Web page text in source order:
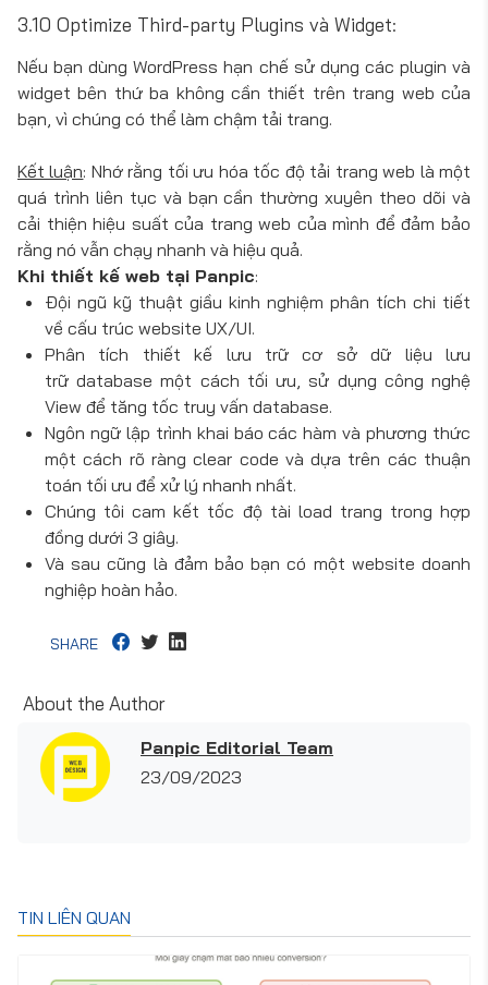
3.10 Optimize Third-party Plugins và Widget:
Nếu bạn dùng WordPress hạn chế sử dụng các plugin và
widget bên thứ ba không cần thiết trên trang web của
bạn, vì chúng có thể làm chậm tải trang.
Kết luận: Nhớ rằng tối ưu hóa tốc độ tải trang web là một
quá trình liên tục và bạn cần thường xuyên theo dõi và
cải thiện hiệu suất của trang web của mình để đảm bảo
rằng nó vẫn chạy nhanh và hiệu quả.
Khi thiết kế web tại Panpic:
Đội ngũ kỹ thuật giầu kinh nghiệm phân tích chi tiết
về cấu trúc website UX/UI.
Phân tích thiết kế lưu trữ cơ sở dữ liệu lưu
trữ database một cách tối ưu, sử dụng công nghệ
View để tăng tốc truy vấn database.
Ngôn ngữ lập trình khai báo các hàm và phương thức
một cách rõ ràng clear code và dựa trên các thuận
toán tối ưu để xử lý nhanh nhất.
Chúng tôi cam kết tốc độ tài load trang trong hợp
đồng dưới 3 giây.
Và sau cũng là đảm bảo bạn có một website doanh
nghiệp hoàn hảo.
SHARE
About the Author
Panpic Editorial Team
23/09/2023
TIN LIÊN QUAN